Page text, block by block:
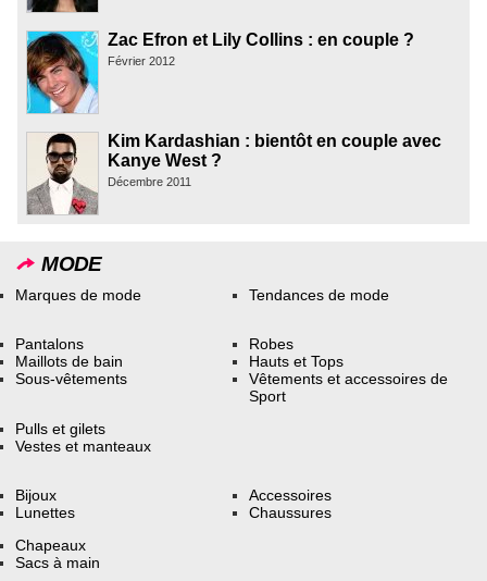
Zac Efron et Lily Collins : en couple ?
Février 2012
Kim Kardashian : bientôt en couple avec
Kanye West ?
Décembre 2011
MODE
Marques de mode Tendances de mode
Pantalons
Maillots de bain
Sous-vêtements
Robes
Hauts et Tops
Vêtements et accessoires de
Sport
Pulls et gilets
Vestes et manteaux
Bijoux
Lunettes
Accessoires
Chaussures
Chapeaux
Sacs à main